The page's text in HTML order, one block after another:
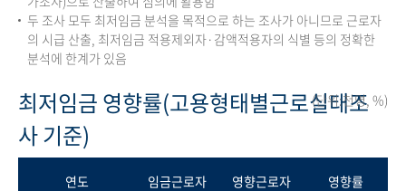
두 조사 모두 최저임금 분석을 목적으로 하는 조사가 아니므로 근로자
의 시급 산출, 최저임금 적용제외자·감액적용자의 식별 등의 정확한
분석에 한계가 있음
최저임금 영향률(고용형태별근로실태조
사 기준)
(단위:천명, %)
연도 임금근로자 영향근로자 영향률